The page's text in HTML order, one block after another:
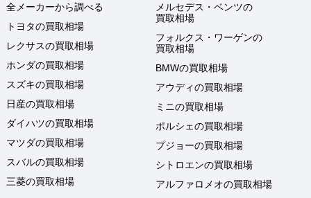
全メーカーから調べる
トヨタの買取相場
レクサスの買取相場
ホンダの買取相場
スズキの買取相場
日産の買取相場
ダイハツの買取相場
マツダの買取相場
スバルの買取相場
三菱の買取相場
メルセデス・ベンツの
買取相場
フォルクス・ワーゲンの
買取相場
BMWの買取相場
アウディの買取相場
ミニの買取相場
ポルシェの買取相場
プジョーの買取相場
シトロエンの買取相場
アルファロメオの買取相場